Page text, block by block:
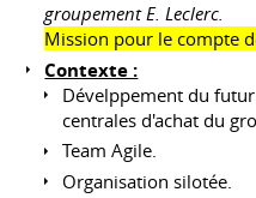
groupement E. Leclerc.
Mission pour le compte
Contexte :
Dévelppement du
centrales d'achat du
Team Agile.
Organisation silotée.